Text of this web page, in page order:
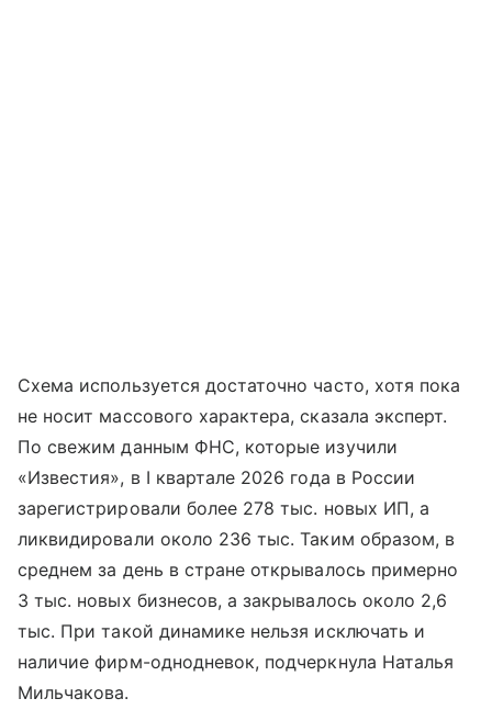
Схема используется достаточно часто, хотя пока
не носит массового характера, сказала эксперт.
По свежим данным ФНС, которые изучили
«Известия», в I квартале 2026 года в России
зарегистрировали более 278 тыс. новых ИП, а
ликвидировали около 236 тыс. Таким образом, в
среднем за день в стране открывалось примерно
3 тыс. новых бизнесов, а закрывалось около 2,6
тыс. При такой динамике нельзя исключать и
наличие фирм-однодневок, подчеркнула Наталья
Мильчакова.